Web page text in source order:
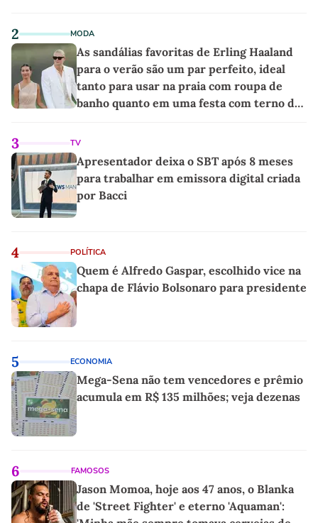
2 MODA
As sandálias favoritas de Erling Haaland
para o verão são um par perfeito, ideal
tanto para usar na praia com roupa de
banho quanto em uma festa com terno de
3 TV
Apresentador deixa o SBT após 8 meses
para trabalhar em emissora digital criada
por Bacci
4 POLÍTICA
Quem é Alfredo Gaspar, escolhido vice na
chapa de Flávio Bolsonaro para presidente
5 ECONOMIA
Mega-Sena não tem vencedores e prêmio
acumula em R$ 135 milhões; veja dezenas
6 FAMOSOS
Jason Momoa, hoje aos 47 anos, o Blanka
de 'Street Fighter' e eterno 'Aquaman':